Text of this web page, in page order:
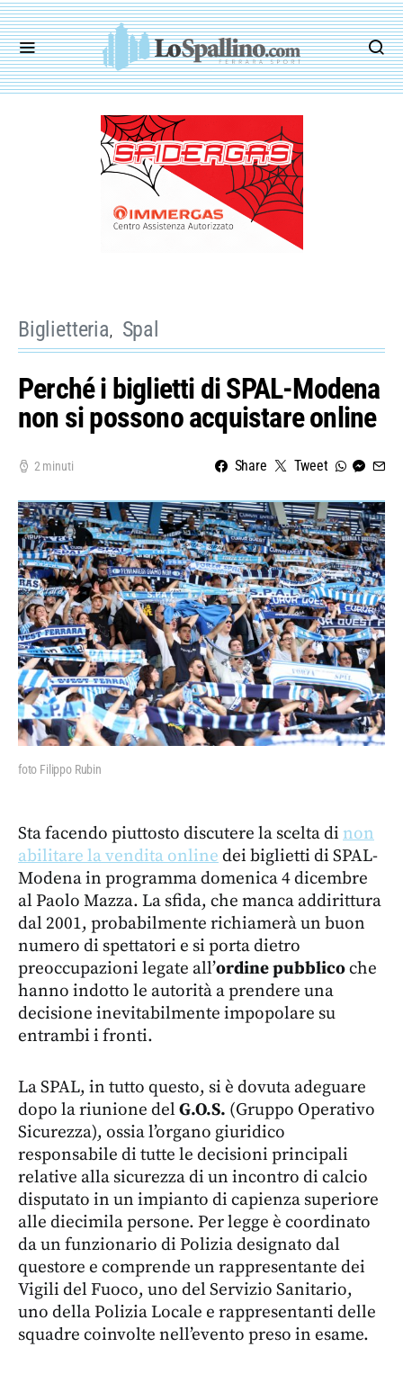
Biglietteria Spal
Perché i biglietti di SPAL-Modena
non si possono acquistare online
2 minuti Share Tweet
foto Filippo Rubin
Sta facendo piuttosto discutere la scelta di non
abilitare la vendita online dei biglietti di SPAL-
Modena in programma domenica 4 dicembre
al Paolo Mazza. La sfida, che manca addirittura
dal 2001, probabilmente richiamerà un buon
numero di spettatori e si porta dietro
preoccupazioni legate all’ordine pubblicoche
hanno indotto le autorità a prendere una
decisione inevitabilmente impopolare su
entrambi i fronti.
La SPAL, in tutto questo, si è dovuta adeguare
dopo la riunione delG.O.S. (Gruppo Operativo
Sicurezza), ossia l’organo giuridico
responsabile di tutte le decisioni principali
relative alla sicurezza di un incontro di calcio
disputato in un impianto di capienza superiore
alle diecimila persone. Per legge è coordinato
da un funzionario di Polizia designato dal
questore e comprende un rappresentante dei
Vigili del Fuoco, uno del Servizio Sanitario,
uno della Polizia Locale e rappresentanti delle
squadre coinvolte nell’evento preso in esame.